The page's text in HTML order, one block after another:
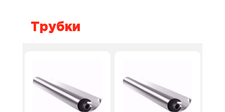
Трубки